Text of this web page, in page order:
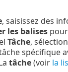
, saisissez des
les balisespour
Tâche,
spécifique
tâche(voir la